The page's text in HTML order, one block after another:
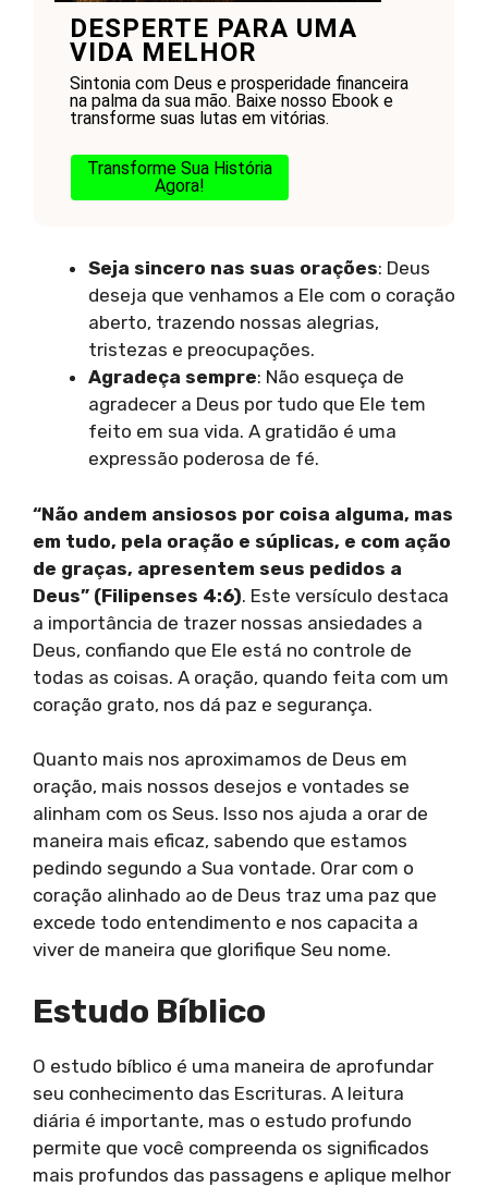
DESPERTE PARA UMA
VIDA MELHOR
Sintonia com Deus e prosperidade financeira
na palma da sua mão. Baixe nosso Ebook e
transforme suas lutas em vitórias.
Transforme Sua História
Agora!
Seja sincero nas suas orações: Deus
deseja que venhamos a Ele com o coração
aberto, trazendo nossas alegrias,
tristezas e preocupações.
Agradeça sempre: Não esqueça de
agradecer a Deus por tudo que Ele tem
feito em sua vida. A gratidão é uma
expressão poderosa de fé.
“Não andem ansiosos por coisa alguma, mas
em tudo, pela oração e súplicas, e com ação
de graças, apresentem seus pedidos a
Deus” (Filipenses 4:6). Este versículo destaca
a importância de trazer nossas ansiedades a
Deus, confiando que Ele está no controle de
todas as coisas. A oração, quando feita com um
coração grato, nos dá paz e segurança.
Quanto mais nos aproximamos de Deus em
oração, mais nossos desejos e vontades se
alinham com os Seus. Isso nos ajuda a orar de
maneira mais eficaz, sabendo que estamos
pedindo segundo a Sua vontade. Orar com o
coração alinhado ao de Deus traz uma paz que
excede todo entendimento e nos capacita a
viver de maneira que glorifique Seu nome.
Estudo Bíblico
O estudo bíblico é uma maneira de aprofundar
seu conhecimento das Escrituras. A leitura
diária é importante, mas o estudo profundo
permite que você compreenda os significados
mais profundos das passagens e aplique melhor